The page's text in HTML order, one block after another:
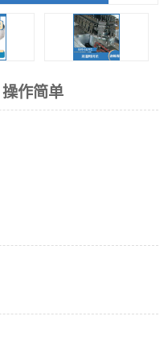
作简单